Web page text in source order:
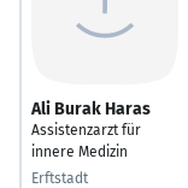
Ali Burak Haras
Assistenzarzt für
innere Medizin
Erftstadt